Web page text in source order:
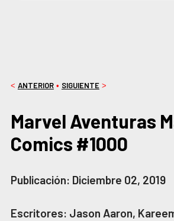
< ANTERIOR• SIGUIENTE>
Marvel Aventuras
Comics #1000
Publicación: Diciembre 02, 2019
Escritores: Jason Aaron,